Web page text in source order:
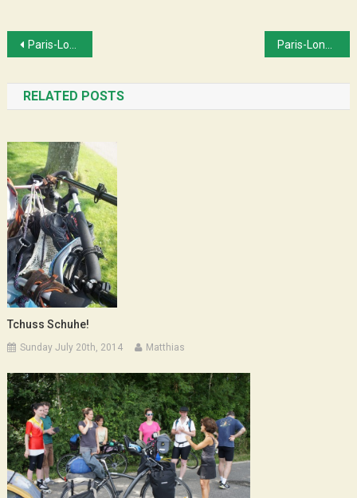
Post
navigation
Paris-Londres 1er épisode : podcast Paris-Londres 2e épisode : podcast
RELATED POSTS
Tchuss Schuhe!
Sunday July 20th, 2014 Matthias